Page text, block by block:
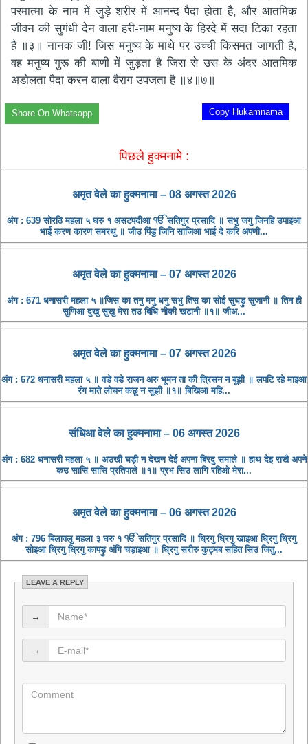
परमात्मा के नाम में जुड़े शरीर में आनन्द पैदा होता है, और आतमिक
जीवन की सुगंधी देन वाला हरी-नाम मनुष्य के हिरदे में सदा टिका रहता
है ॥३॥ नानक जी! जिस मनुष्य के माथे पर उच्ची किसमत जागती है,
वह मनुष्य गुरू की बाणी में जुड़ता है जिस से उस के अंदर आतमिक
अडोलता पैदा करन वाला वैराग उपजता है ॥४॥७॥
Copy Hukamnama
Share On Whatsapp
पिछले हुक्मनामे :
अमृत ​​वेले का हुक्मनामा – 08 अगस्त 2026
अंग : 639 सोरठि महला ५ घरु १ असटपदीआ ੴ सतिगुर प्रसादि ॥ सभु जगु जिनहि उपाइआ
भाई करण कारण समरथु ॥ जीउ पिंडु जिनि साजिआ भाई दे करि अपणी...
अमृत ​​वेले का हुक्मनामा – 07 अगस्त 2026
अंग : 671 धनासरी महला ५ ॥जिस का तनु मनु धनु सभु तिस का सोई सुघड़ु सुजानी ॥ तिन ही
सुणिआ दुखु सुखु मेरा तउ बिधि नीकी खटानी ॥१॥ जीअ...
अमृत ​​वेले का हुक्मनामा – 07 अगस्त 2026
अंग : 672 धनासरी महला ५ ॥ वडे वडे राजन अरु भूमन ता की त्रिसन न बूझी ॥ लपटि रहे माइआ
रंग माते लोचन कछू न सूझी ॥१॥ बिखिआ महि...
संधिआ ​​वेले का हुक्मनामा – 06 अगस्त 2026
अंग : 682 धनासरी महला ५ ॥ अउखी घड़ी न देखण देई अपना बिरदु समाले ॥ हाथ देइ राखै अपने
कउ सासि सासि प्रतिपाले ॥१॥ प्रभ सिउ लागि रहिओ मेरा...
अमृत ​​वेले का हुक्मनामा – 06 अगस्त 2026
अंग : 796 बिलावलु महला ३ घरु १ ੴ सतिगुर प्रसादि ॥ ध्रिगु ध्रिगु खाइआ ध्रिगु ध्रिगु
सोइआ ध्रिगु ध्रिगु कापड़ु अंगि चड़ाइआ ॥ ध्रिगु सरीरु कुट्मब सहित सिउ जितु...
LEAVE A REPLY
→
→